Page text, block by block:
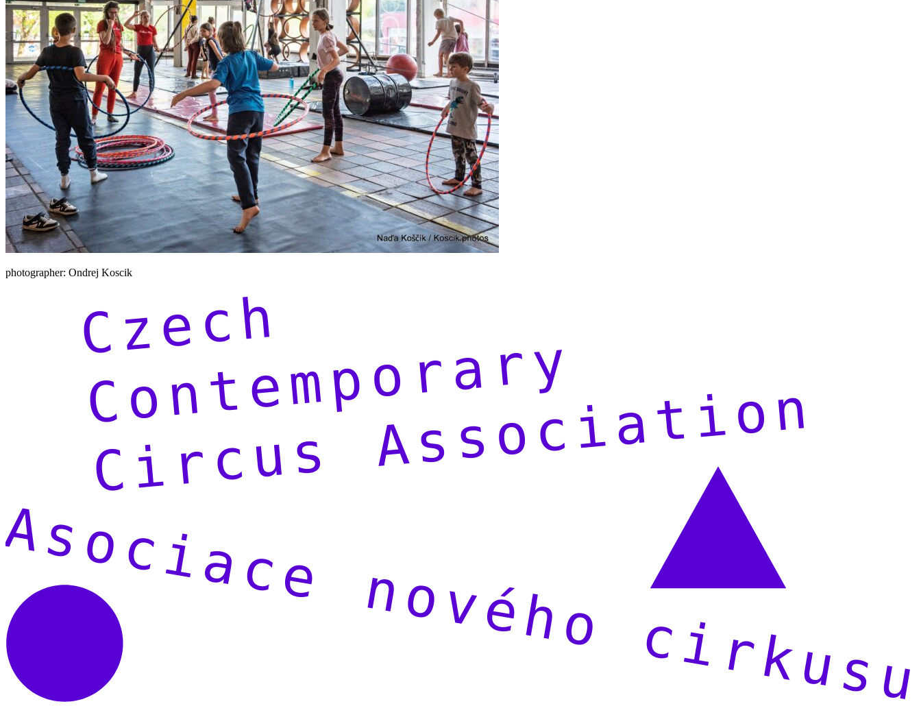
photographer: Ondrej Koscik